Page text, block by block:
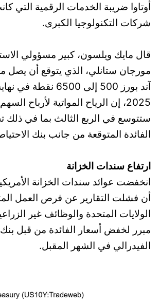
أوتاوا ضريبة الخدمات الرقمية التي
شركات التكنولوجيا الكبرى.
قال مايك ويلسون، كبير مسؤولي
مورجان ستانلي، الذي يتوقع أن يصل
آند بورز 500 إلى 6500
2025، إن الرياح المواتية لأرباح
ستتوسع في الربع الثالث بما في ذلك
الفائدة المتوقعة من جانب بنك
ارتفاع سندات الخزانة
انخفضت عوائد سندات الخزانة
أن فشلت التقارير عن فرص العمل
الولايات المتحدة والوظائف غير
مبرر لخفض أسعار الفائدة من قبل بنك
الفيدرالي في الشهر المقبل.